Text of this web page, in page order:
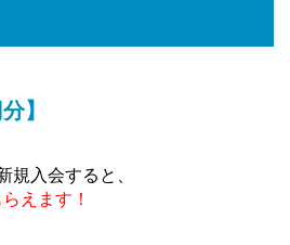
】
規入会すると、
えます！